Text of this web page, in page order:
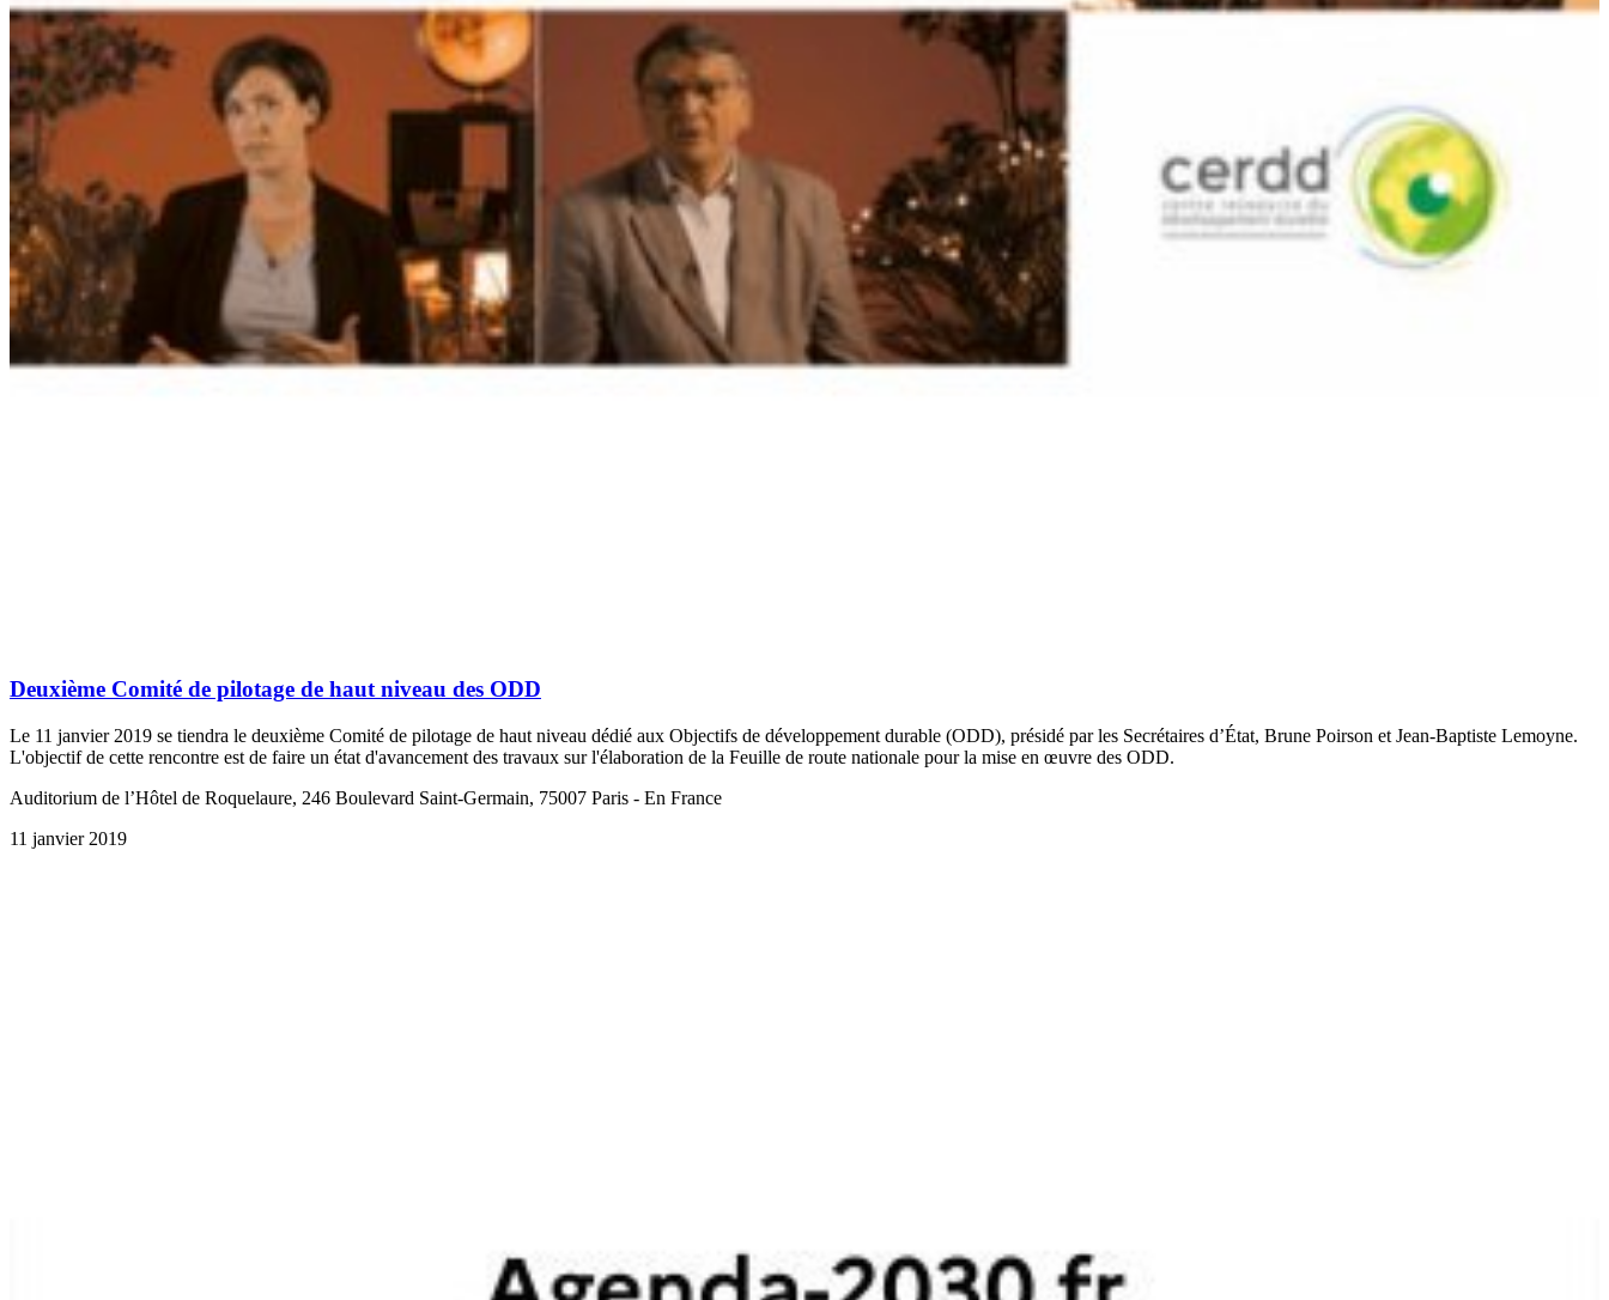
Deuxième Comité de pilotage de haut niveau des ODD
Le 11 janvier 2019 se tiendra le deuxième Comité de pilotage de haut niveau dédié aux Objectifs de développement durable (ODD), présidé par les Secrétaires d’État, Brune Poirson et Jean-Baptiste Lemoyne.
L'objectif de cette rencontre est de faire un état d'avancement des travaux sur l'élaboration de la Feuille de route nationale pour la mise en œuvre des ODD.
Auditorium de l’Hôtel de Roquelaure, 246 Boulevard Saint-Germain, 75007 Paris - En France
11 janvier 2019